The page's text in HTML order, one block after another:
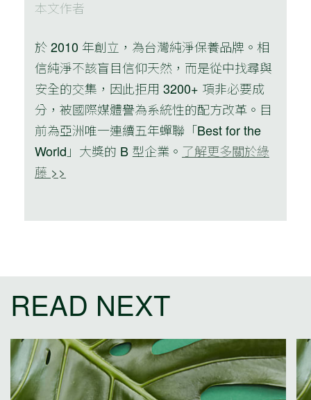
本文作者
於 2010 年創立，為台灣純淨保養品牌。相
信純淨不該盲目信仰天然，而是從中找尋與
安全的交集，因此拒用 3200+ 項非必要成
分，被國際媒體譽為系統性的配方改革。目
前為亞洲唯一連續五年蟬聯「Best for the
World」大獎的 B 型企業。 了解更多關於綠
藤 >>
READ NEXT